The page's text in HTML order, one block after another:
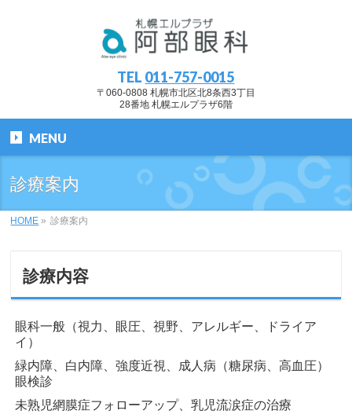
TEL 011-757-0015
〒060-0808 札幌市北区北8条西3丁目
28番地 札幌エルプラザ6階
MENU
診療案内
HOME » 診療案内
診療内容
眼科一般（視力、眼圧、視野、アレルギー、ドライア
イ）
緑内障、白内障、強度近視、成人病（糖尿病、高血圧）
眼検診
未熟児網膜症フォローアップ、乳児流涙症の治療